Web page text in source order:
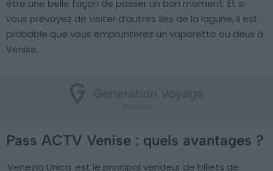
être une belle façon de passer un bon moment. Et si
vous prévoyez de visiter d’autres îles de la lagune, il est
probable que vous emprunterez un vaporetto ou deux à
Venise.
Pass ACTV Venise : quels avantages ?
Venezia Unica est le principal vendeur de billets de